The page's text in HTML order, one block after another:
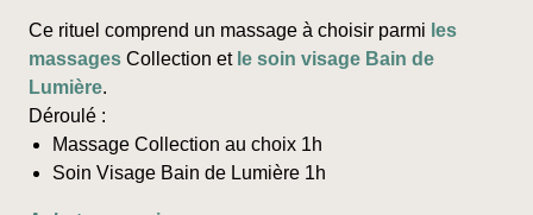
choisies
sur
du
produit
Ce rituel comprend un massage à choisir parmi les
massages Collection et le soin visage Bain de
Lumière.
Déroulé :
Massage Collection au choix 1h
Soin Visage Bain de Lumière 1h